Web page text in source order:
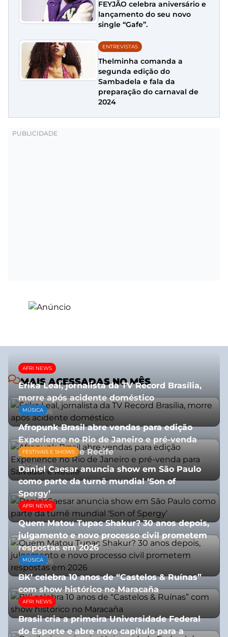
FEYJÃO celebra aniversário e
lançamento do seu novo
single “Gafe”.
ENTREVISTAS
Thelminha comanda a
segunda edição do
Sambadela e fala da
preparação do carnaval de
2024
MAIS ACESSADAS NO MÊS
AFRI NEWS
Érika Leal, jornalista da TV Record Brasília,
morre após acidente doméstico
08/07/2026
MÚSICA
Afropunk Brasil abre vendas para edição
Experience no Rio de Janeiro e pré-venda
para Salvador e Recife
03/08/2026
FESTIVAIS E SHOWS
Daniel Caesar anuncia show em São Paulo
como parte da turnê mundial ‘Son of
Spergy’
05/08/2026
AFRI NEWS
Quem Matou Tupac Shakur? 30 anos depois,
julgamento e novo processo civil prometem
respostas em 2026
05/08/2026
MÚSICA
BK’ celebra 10 anos de “Castelos & Ruínas”
com show histórico no Maracaña
06/08/2026
AFRI NEWS
Brasil cria a primeira Universidade Federal
do Esporte e abre novo capítulo para a